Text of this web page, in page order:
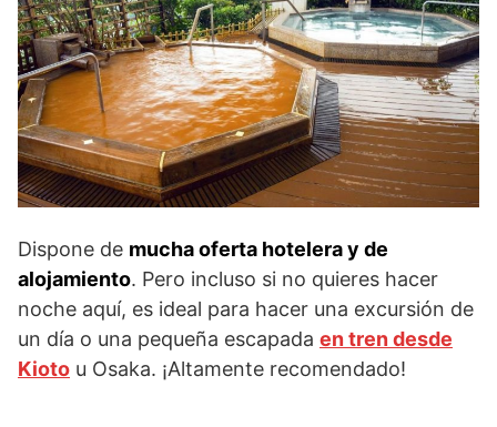
Dispone de mucha oferta hotelera y de
alojamiento. Pero incluso si no quieres hacer
noche aquí, es ideal para hacer una excursión de
un día o una pequeña escapada en tren desde
Kioto u Osaka. ¡Altamente recomendado!